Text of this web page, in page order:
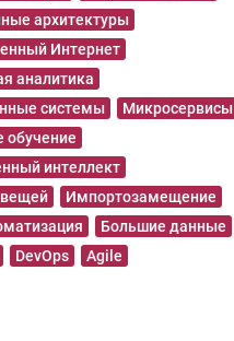
архитектуры
Интернет
аналитика
системы
Микросервисы
интеллект
вещей
Импортозамещение
Большие данные
DevOps Agile